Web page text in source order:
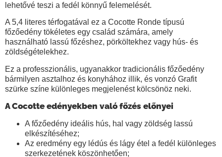
lehetővé teszi a fedél könnyű felemelését.
A 5,4 literes térfogatával ez a Cocotte Ronde típusú
főzőedény tökéletes egy család számára, amely
használható lassú főzéshez, pörköltekhez vagy hús- és
zöldségételekhez.
Ez a professzionális, ugyanakkor tradicionális főzőedény
bármilyen asztalhoz és konyhához illik, és vonzó Grafit
szürke színe különleges megjelenést kölcsönöz neki.
A Cocotte edényekben való főzés előnyei
A főzőedény ideális hús, hal vagy zöldség lassú
elkészítéséhez;
Az eredmény egy lédús és lágy étel a fedél különleges
szerkezetének köszönhetően;